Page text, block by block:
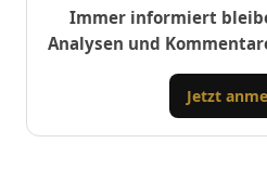
Immer informiert
Analysen und
Jetzt